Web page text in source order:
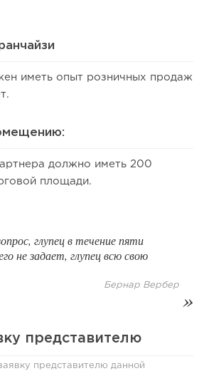
к масштабированию собственной
иметь опыт розничных продаж
должно иметь 200
площади.
глупец в течение пяти
не задает, глупец всю свою
Бернар Вербер
представителю
представителю данной